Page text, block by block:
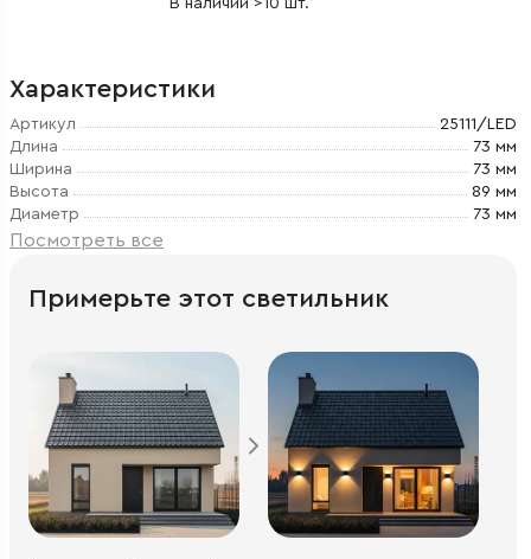
В наличии >10 шт.
Характеристики
Артикул
25111/LED
Длина
73 мм
Ширина
73 мм
Высота
89 мм
Диаметр
73 мм
Посмотреть все
Примерьте этот светильник